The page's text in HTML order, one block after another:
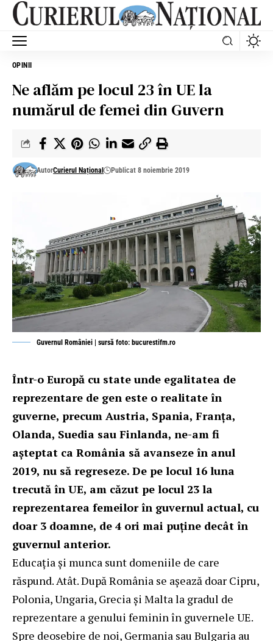
OPINII
Ne aflăm pe locul 23 în UE la
numărul de femei din Guvern
AutorCurierul Național Publicat 8 noiembrie 2019
Guvernul României | sursă foto: bucurestifm.ro
Într-o Europă cu state unde egalitatea de
reprezentare de gen este o realitate în
guverne, precum Austria, Spania, Franța,
Olanda, Suedia sau Finlanda, ne-am fi
așteptat ca România să avanseze în anul
2019, nu să regreseze. De pe locul 16 luna
trecută în UE, am căzut pe locul 23 la
reprezentarea femeilor în guvernul actual, cu
doar 3 doamne, de 4 ori mai puține decât în
guvernul anterior.
Educația și munca sunt domeniile de care
răspund. Atât. După România se așează doar Cipru,
Polonia, Ungaria, Grecia și Malta la gradul de
reprezentare a genului feminin în guvernele UE.
Spre deosebire de noi, Germania sau Bulgaria au